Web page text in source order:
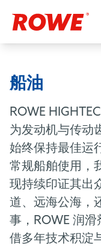
船油
ROWE HIGHTEC
为发动机与传动
始终保持最佳运
常规船舶使用，
现持续印证其出
道、远海公海，
事， ROWE 润滑
借多年技术积淀